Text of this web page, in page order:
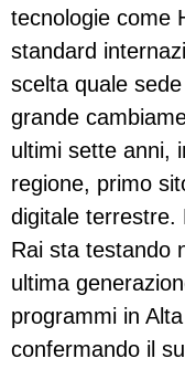
tecnologie come
standard
scelta quale
grande
ultimi sette anni,
regione, primo
digitale terrestre.
Rai sta testando
ultima
programmi in
confermando il